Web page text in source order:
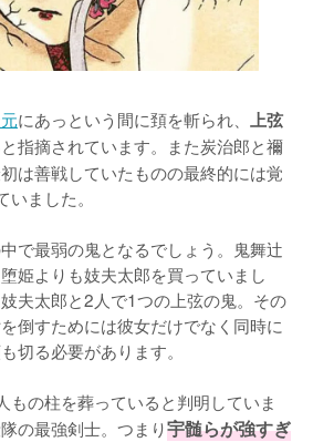
にあっという間に頚を斬られ、 上弦
と指摘されています。また炭治郎と禰
は善戦していたものの最終的には覚
ました。
で最弱の鬼となるでしょう。鬼舞辻
姫よりも妓夫太郎を買っていまし
夫太郎と2人で1つの上弦の鬼。その
倒すためには彼女だけでなく同時に
切る必要があります。
もの柱を葬っていると判明していま
の最強剣士。つまり宇髄らが強すぎ